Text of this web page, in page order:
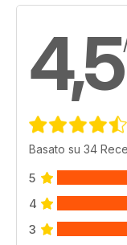
4,5
Basato su 34
5
4
3